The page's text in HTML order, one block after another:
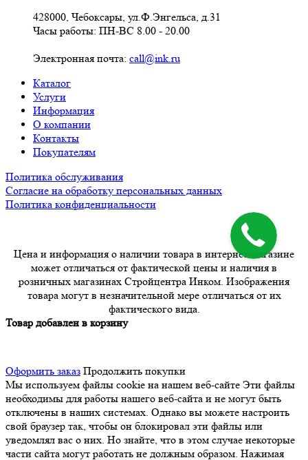
428000, Чебоксары, ул.Ф.Энгельса, д.31
Часы работы: ПН-ВС 8.00 - 20.00
Электронная почта: call@ink.ru
Каталог
Услуги
Информация
О компании
Контакты
Покупателям
Политика обслуживания
Согласие на обработку персональных данных
Политика конфиденциальности
Цена и информация о наличии товара в интернет-магазине
может отличаться от фактической цены и наличия в
розничных магазинах Стройцентра Инком. Изображения
товара могут в незначительной мере отличаться от их
фактического вида.
Товар добавлен в корзину
Оформить заказ Продолжить покупки
Мы используем файлы cookie на нашем веб-сайте Эти файлы
необходимы для работы нашего веб-сайта и не могут быть
отключены в наших системах. Однако вы можете настроить
свой браузер так, чтобы он блокировал эти файлы или
уведомлял вас о них. Но знайте, что в этом случае некоторые
части сайта могут работать не должным образом. Нажимая